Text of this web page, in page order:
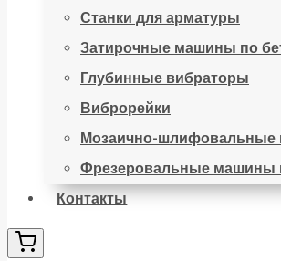
Станки для арматуры
Затирочные машины по
Глубинные вибраторы
Виброрейки
Мозаично-
Фрезеровальные машины
Контакты